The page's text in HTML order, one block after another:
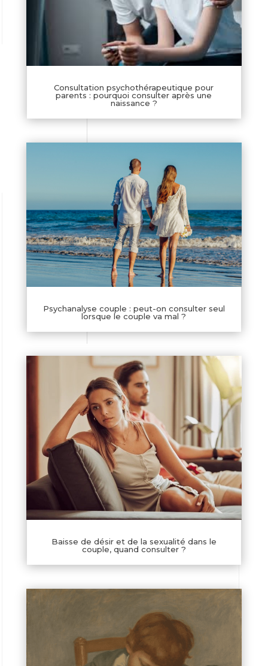
Consultation psychothérapeutique pour
parents : pourquoi consulter après une
naissance ?
Psychanalyse couple : peut-on consulter seul
lorsque le couple va mal ?
Baisse de désir et de la sexualité dans le
couple, quand consulter ?